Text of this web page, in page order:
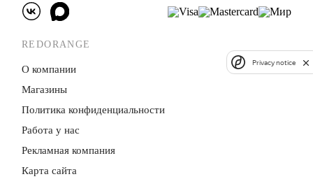
REDORANGE
О компании
Магазины
Политика конфиденци­альности
Работа у нас
Рекламная компания
Карта сайта
Privacy notice